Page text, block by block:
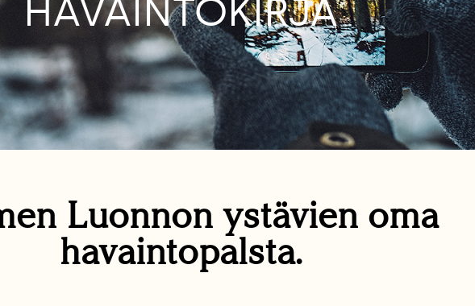
HAVAINTOKIRJA
Luonnon ystävien oma
havaintopalsta.